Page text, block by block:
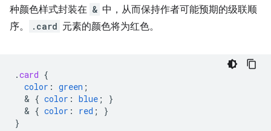
种颜色样式封装在 & 中，从而保持作者可能预期的级联顺
序。
.card 元素的颜色将为红色。
.card {
color : green ;
  &
{ color : blue ;
}
  &
{ color : red ;
}
}